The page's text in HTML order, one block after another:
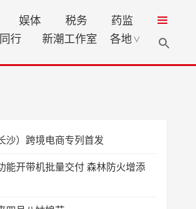
娱体 税务
药监
行 新潮工作室 各地 ∨
沙）跨境电商专列首发
能开带机批量交付 森林防火增添